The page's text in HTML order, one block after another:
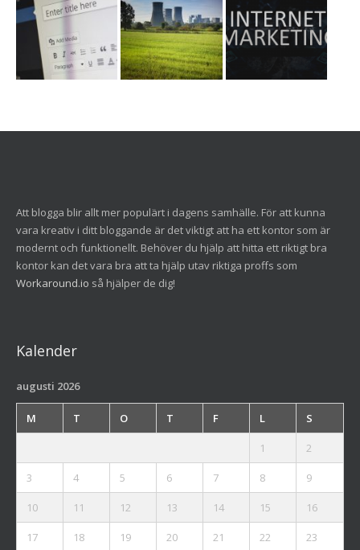
Att blogga blir allt mer populärt i dagens samhälle. För att kunna
vara kreativ i ditt bloggande är det viktigt att ha ett kontor som är
modernt och funktionellt. Behöver du hjälp att hitta ett riktigt bra
kontor kan det vara bra att ta hjälp utav riktiga proffs som
Workaround.io så hjälper de dig!
Kalender
augusti 2026
M T O T F L S
1 2
3 4 5 6 7 8 9
10 11 12 13 14 15 16
17 18 19 20 21 22 23